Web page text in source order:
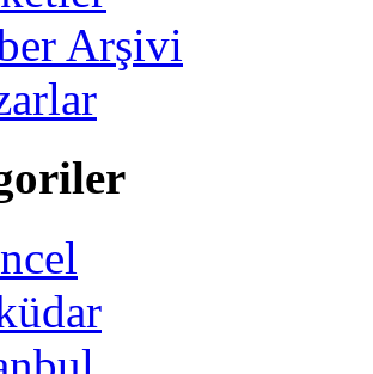
Arşivi